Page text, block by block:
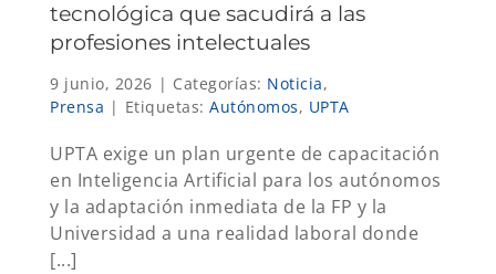
tecnológica que sacudirá a las
profesiones intelectuales
9 junio, 2026 | Categorías: Noticia,
Prensa | Etiquetas: Autónomos, UPTA
UPTA exige un plan urgente de capacitación
en Inteligencia Artificial para los autónomos
y la adaptación inmediata de la FP y la
Universidad a una realidad laboral donde
[...]